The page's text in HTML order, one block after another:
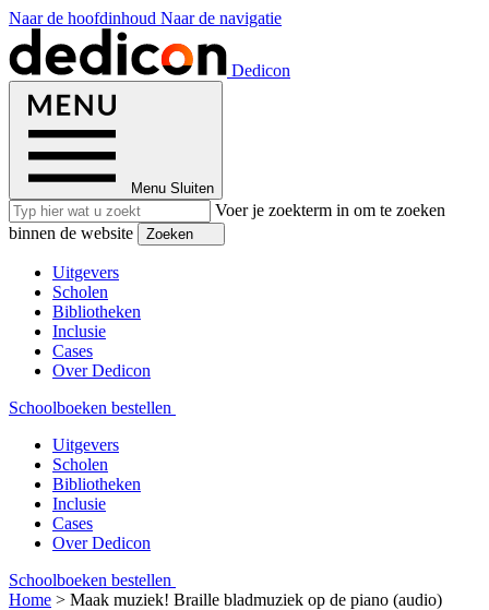
Naar de hoofdinhoud Naar de navigatie
Dedicon
Menu Sluiten
Voer je zoekterm in om te zoeken
binnen de website
Zoeken
Uitgevers
Scholen
Bibliotheken
Inclusie
Cases
Over Dedicon
Schoolboeken bestellen
Uitgevers
Scholen
Bibliotheken
Inclusie
Cases
Over Dedicon
Schoolboeken bestellen
Home > Maak muziek! Braille bladmuziek op de piano (audio)